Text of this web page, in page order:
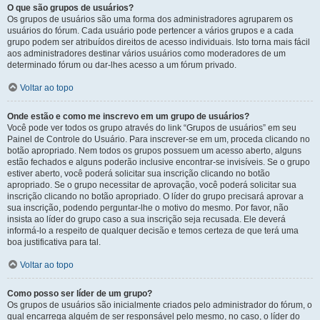
O que são grupos de usuários?
Os grupos de usuários são uma forma dos administradores agruparem os
usuários do fórum. Cada usuário pode pertencer a vários grupos e a cada
grupo podem ser atribuídos direitos de acesso individuais. Isto torna mais fácil
aos administradores destinar vários usuários como moderadores de um
determinado fórum ou dar-lhes acesso a um fórum privado.
Voltar ao topo
Onde estão e como me inscrevo em um grupo de usuários?
Você pode ver todos os grupo através do link “Grupos de usuários” em seu
Painel de Controle do Usuário. Para inscrever-se em um, proceda clicando no
botão apropriado. Nem todos os grupos possuem um acesso aberto, alguns
estão fechados e alguns poderão inclusive encontrar-se invisíveis. Se o grupo
estiver aberto, você poderá solicitar sua inscrição clicando no botão
apropriado. Se o grupo necessitar de aprovação, você poderá solicitar sua
inscrição clicando no botão apropriado. O líder do grupo precisará aprovar a
sua inscrição, podendo perguntar-lhe o motivo do mesmo. Por favor, não
insista ao líder do grupo caso a sua inscrição seja recusada. Ele deverá
informá-lo a respeito de qualquer decisão e temos certeza de que terá uma
boa justificativa para tal.
Voltar ao topo
Como posso ser líder de um grupo?
Os grupos de usuários são inicialmente criados pelo administrador do fórum, o
qual encarrega alguém de ser responsável pelo mesmo, no caso, o líder do